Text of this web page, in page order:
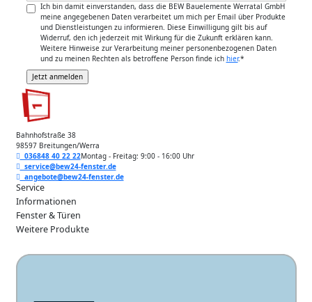
Ich bin damit einverstanden, dass die BEW Bauelemente Werratal GmbH
meine angegebenen Daten verarbeitet um mich per Email über Produkte
und Dienstleistungen zu informieren. Diese Einwilligung gilt bis auf
Widerruf, den ich jederzeit mit Wirkung für die Zukunft erklären kann.
Weitere Hinweise zur Verarbeitung meiner personenbezogenen Daten
und zu meinen Rechten als betroffene Person finde ich hier.*
Bahnhofstraße 38
98597 Breitungen/Werra
036848 40 22 22Montag - Freitag: 9:00 - 16:00 Uhr
service@bew24-fenster.de
angebote@bew24-fenster.de
Service
Informationen
Fenster & Türen
Weitere Produkte